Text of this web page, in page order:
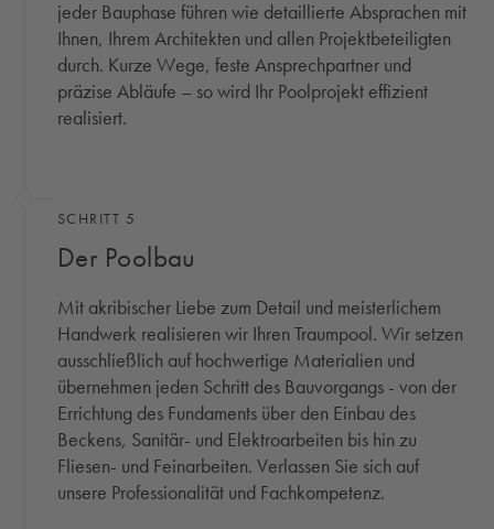
jeder Bauphase führen wie detaillierte Absprachen mit
Ihnen, Ihrem Architekten und allen Projektbeteiligten
durch. Kurze Wege, feste Ansprechpartner und
präzise Abläufe – so wird Ihr Poolprojekt effizient
realisiert.
SCHRITT 5
Der Poolbau
Mit akribischer Liebe zum Detail und meisterlichem
Handwerk realisieren wir Ihren Traumpool. Wir setzen
ausschließlich auf hochwertige Materialien und
übernehmen jeden Schritt des Bauvorgangs - von der
Errichtung des Fundaments über den Einbau des
Beckens, Sanitär- und Elektroarbeiten bis hin zu
Fliesen- und Feinarbeiten. Verlassen Sie sich auf
unsere Professionalität und Fachkompetenz.